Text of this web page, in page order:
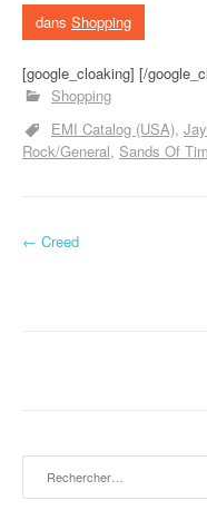
dans Shopping
[google_cloaking] [/
Shopping
EMI Catalog (USA)
Rock/General Sands Of
Navigation
← Creed